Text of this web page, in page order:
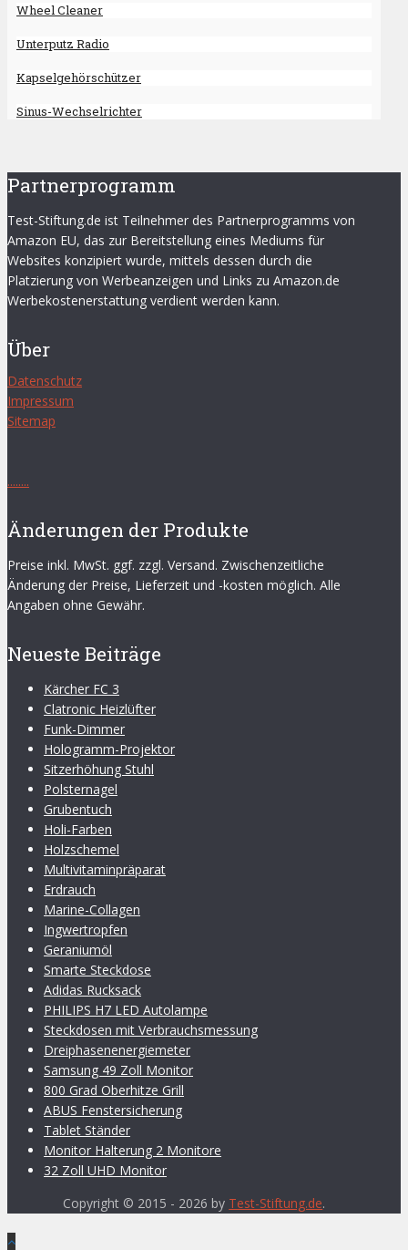
Wheel Cleaner
Unterputz Radio
Kapselgehörschützer
Sinus-Wechselrichter
Partnerprogramm
Test-Stiftung.de ist Teilnehmer des Partnerprogramms von
Amazon EU, das zur Bereitstellung eines Mediums für
Websites konzipiert wurde, mittels dessen durch die
Platzierung von Werbeanzeigen und Links zu Amazon.de
Werbekostenerstattung verdient werden kann.
Über
Datenschutz
Impressum
Sitemap
........
Änderungen der Produkte
Preise inkl. MwSt. ggf. zzgl. Versand. Zwischenzeitliche
Änderung der Preise, Lieferzeit und -kosten möglich. Alle
Angaben ohne Gewähr.
Neueste Beiträge
Kärcher FC 3
Clatronic Heizlüfter
Funk-Dimmer
Hologramm-Projektor
Sitzerhöhung Stuhl
Polsternagel
Grubentuch
Holi-Farben
Holzschemel
Multivitaminpräparat
Erdrauch
Marine-Collagen
Ingwertropfen
Geraniumöl
Smarte Steckdose
Adidas Rucksack
PHILIPS H7 LED Autolampe
Steckdosen mit Verbrauchsmessung
Dreiphasenenergiemeter
Samsung 49 Zoll Monitor
800 Grad Oberhitze Grill
ABUS Fenstersicherung
Tablet Ständer
Monitor Halterung 2 Monitore
32 Zoll UHD Monitor
Copyright © 2015 - 2026 by Test-Stiftung.de.